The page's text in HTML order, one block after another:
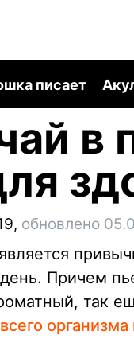
писает
в
обновлено
Причем
так
всего